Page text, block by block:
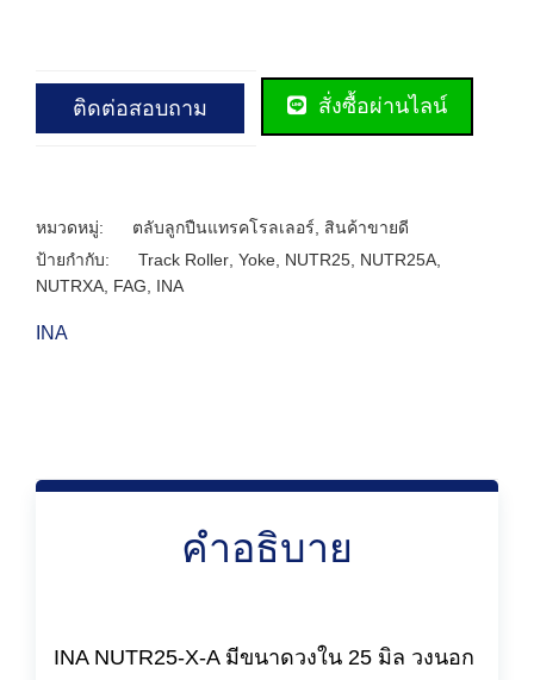
ติดต่อสอบถาม สั่งซื้อผ่านไลน์
หมวดหมู่: ตลับลูกปืนแทรคโรลเลอร์
สินค้าขายดี
ป้ายกำกับ:
Track Roller Yoke NUTR25 NUTR25A
NUTRXA FAG INA
INA
คำอธิบาย
INA NUTR25-X-A มีขนาดวงใน 25 มิล วงนอก